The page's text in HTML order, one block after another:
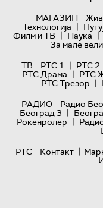
МАГАЗИН
Технологијa |
Филм и ТВ | Наука |
За мале
ТВ
РТС 1 | РТС 2
РТС Драма | РТС
РТС Трезор |
РАДИО
Радио
Београд 3 |
Рокенролер |
РТС
Контакт |